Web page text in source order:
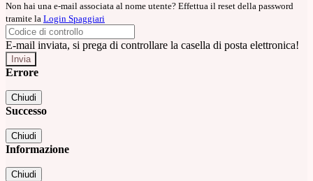
Non hai una e-mail associata al nome utente? Effettua il reset della password
tramite la Login Spaggiari
E-mail inviata, si prega di controllare la casella di posta elettronica!
Errore
Chiudi
Successo
Chiudi
Informazione
Chiudi